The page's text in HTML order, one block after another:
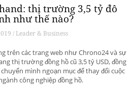
thị trường 3,5 tỷ đô
như thế nào?
/ Leader & Business
trên các trang web như Chrono24 và sự
thị trường đồng hồ cũ 3,5 tỷ USD, đồng
mình ngoạn mục để thay đổi cuộc
công nghiệp đồng hồ.